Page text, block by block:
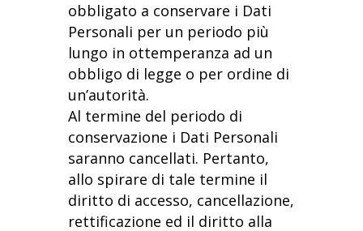
obbligato a conservare i Dati
Personali per un periodo più
lungo in ottemperanza ad un
obbligo di legge o per ordine di
un’autorità.
Al termine del periodo di
conservazione i Dati Personali
saranno cancellati. Pertanto,
allo spirare di tale termine il
diritto di accesso, cancellazione,
rettificazione ed il diritto alla